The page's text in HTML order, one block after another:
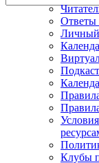
Ответы
Личный
Клубы